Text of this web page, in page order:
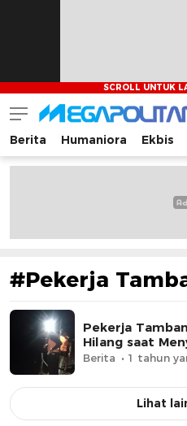
Megapolitan.co
Menyajikan berita-
Berita Humaniora Ekbis
#Pekerja
Pekerja
Hilang saat
Berita 1 tahun
Lihat